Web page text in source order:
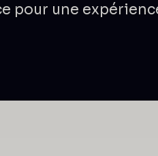
pour une